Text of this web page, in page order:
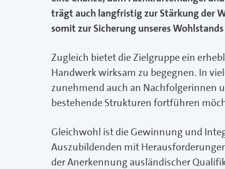
trägt auch langfristig zur Stärkung der
somit zur Sicherung unseres
Zugleich bietet die Zielgruppe ein
Handwerk wirksam zu begegnen. In
zunehmend auch an Nachfolgerinnen
bestehende Strukturen fortführen
Gleichwohl ist die Gewinnung und
Auszubildenden mit
der Anerkennung ausländischer